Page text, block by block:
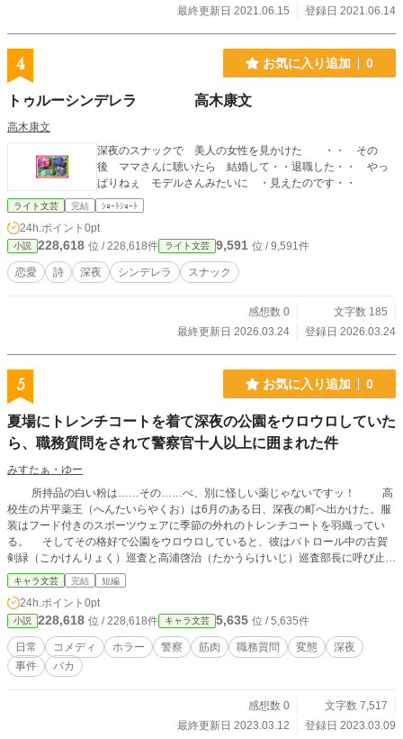
最終更新日 2021.06.15
登録日 2021.06.14
4 お気に入り追加 0
トゥルーシンデレラ 高木康文
高木康文
深夜のスナックで 美人の女性を見かけた ・・ その
後 ママさんに聴いたら 結婚して・・退職した・・ やっ
ぱりねぇ モデルさんみたいに ・見えたのです・・
ライト文芸 完結 ｼｮｰﾄｼｮｰﾄ
24h.ポイント 0pt
小説 228,618 位 / 228,618件 ライト文芸 9,591 位 / 9,591件
恋愛 詩 深夜 シンデレラ スナック
感想数 0
文字数 185
最終更新日 2026.03.24
登録日 2026.03.24
5 お気に入り追加 0
夏場にトレンチコートを着て深夜の公園をウロウロしていた
ら、職務質問をされて警察官十人以上に囲まれた件
みすたぁ・ゆー
所持品の白い粉は……その……べ、別に怪しい薬じゃないですッ！ 高
校生の片平薬王（へんたいらやくお）は6月のある日、深夜の町へ出かけた。服
装はフード付きのスポーツウェアに季節の外れのトレンチコートを羽織ってい
る。 そしてその格好で公園をウロウロしていると、彼はパトロール中の古賀
剣緑（こかけんりょく）巡査と高浦啓治（たかうらけいじ）巡査部長に呼び止め
られ、職務質問を受けることとなってしまった。 だが、警察が嫌いな薬王は
職務質問への協力を拒否。さらにポケットの中から『白い粉』が入った小袋が出
てきたことにより、警察官たちからますます疑いの目を向けられてしまう。
ついには応援要請を受けた警察官たちがたくさん集まってきて大変な事態に！
――果たして薬王の運命やいかに!?
キャラ文芸 完結 短編
24h.ポイント 0pt
小説 228,618 位 / 228,618件 キャラ文芸 5,635 位 / 5,635件
日常 コメディ ホラー 警察 筋肉 職務質問 変態
深夜
事件
バカ
感想数 0
文字数 7,517
最終更新日 2023.03.12
登録日 2023.03.09